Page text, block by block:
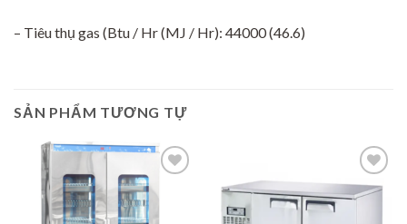
– Tiêu thụ gas (Btu / Hr (MJ / Hr): 44000 (46.6)
SẢN PHẨM TƯƠNG TỰ